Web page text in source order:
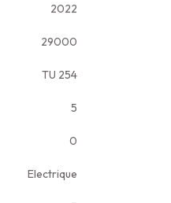
2022
29000
TU 254
5
0
Electrique